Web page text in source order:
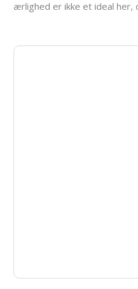
ærlighed er ikke et ideal